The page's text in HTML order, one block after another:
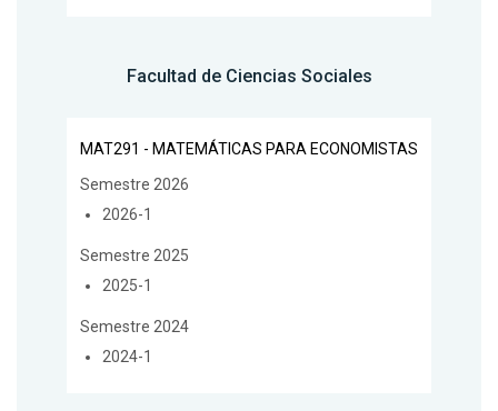
Facultad de Ciencias Sociales
MAT291 - MATEMÁTICAS PARA ECONOMISTAS
Semestre 2026
2026-1
Semestre 2025
2025-1
Semestre 2024
2024-1